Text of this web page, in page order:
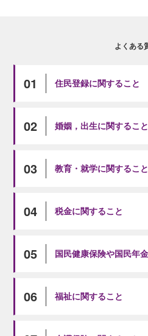
よくある
01 住民登録に関すること
02 婚姻，出生に関すること
03 教育・就学に関すること
04 税金に関すること
05 国民健康保険や国民年
06 福祉に関すること